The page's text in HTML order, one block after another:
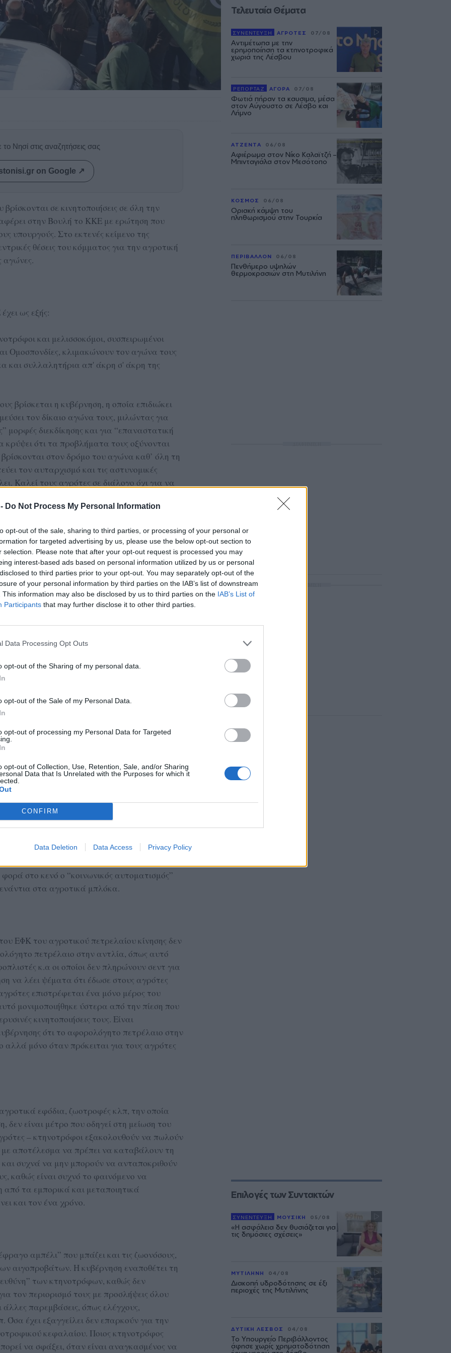
Do Not Process My Personal Information
opt-out of the sale, sharing to third parties, or processing of your personal or
for targeted advertising by us, please use the below opt-out section to
selection. Please note that after your opt-out request is processed you may
interest-based ads based on personal information utilized by us or personal
to third parties prior to your opt-out. You may separately opt-out of the
of your personal information by third parties on the IAB’s list of downstream
This information may also be disclosed by us to third parties on the IAB’s List of
Participants that may further disclose it to other third parties.
Data Processing Opt Outs
opt-out of the Sharing of my personal data.
opt-out of the Sale of my Personal Data.
opt-out of processing my Personal Data for Targeted
opt-out of Collection, Use, Retention, Sale, and/or Sharing
Data that Is Unrelated with the Purposes for which it
CONFIRM
Data Deletion Data Access Privacy Policy
Νησί στις αναζητήσεις σας
on Google ↗
σε κινητοποιήσεις σε όλη την
στην Βουλή το ΚΚΕ με ερώτηση που
υπουργούς. Στο εκτενές κείμενο της
θέσεις του κόμματος για την αγροτική
αγώνες.
ως εξής:
και μελισσοκόμοι, συσπειρωμένοι
Ομοσπονδίες, κλιμακώνουν τον αγώνα τους
και συλλαλητήρια απ' άκρη σ' άκρη της
βρίσκεται η κυβέρνηση, η οποία επιδιώκει
τον δίκαιο αγώνα τους, μιλώντας για
μορφές διεκδίκησης και για “επαναστατική
ότι τα προβλήματα τους οξύνονται
στον δρόμο του αγώνα καθ’ όλη τη
τον αυταρχισμό και τις αστυνομικές
Καλεί τους αγρότες σε διάλογο όχι για να
τους αλλά για να τους εξαναγκάσει να
αντοχές» της καπιταλιστικής
ανάγκες των αγροτών, των λαϊκών
δισεκατομμυρίων για τις ανάγκες του
ομίλων.
κυβέρνησης ότι ικανοποίησε τα αιτήματά
τους αγρότες όχι μόνο δεν έχουν
χρόνο με τον χρόνο χειρότερη, επιταχύνεται
την παραγωγή, η πολιτική που οδηγεί στην
της γης σε λίγες, μεγάλες
συμφωνίες που έχει υπογράψει η Ε.Ε.
αθρόες εισαγωγές αγροτικών προϊόντων, σε
και οι “ελληνοποιήσεις” αποτελούν
στα ύψη ενώ η κυβέρνηση, κινούμενη όπως
της ΚΑΠ, αρνείται να ορίσει εγγυημένες
κάνοντας τις πλάτες στα καρτέλ της
αγοράζουν κοψοχρονιά, με “ανοιχτές” τιμές
3, 4, 5 φορές παραπάνω στη λαϊκή
των σούπερ μάρκετ.
στο κενό ο “κοινωνικός αυτοματισμός”
στα αγροτικά μπλόκα.
ΕΦΚ του αγροτικού πετρελαίου κίνησης δεν
πετρέλαιο στην αντλία, όπως αυτό
κ.α οι οποίοι δεν πληρώνουν σεντ για
να λέει ψέματα ότι έδωσε στους αγρότες
επιστρέφεται ένα μόνο μέρος του
μονιμοποιήθηκε ύστερα από την πίεση που
κινητοποιήσεις τους. Είναι
ότι το αφορολόγητο πετρέλαιο στην
αλλά μόνο όταν πρόκειται για τους αγρότες
εφόδια, ζωοτροφές κλπ, την οποία
δεν είναι μέτρο που οδηγεί στη μείωση του
– κτηνοτρόφοι εξακολουθούν να πωλούν
αποτέλεσμα να πρέπει να καταβάλουν τη
συχνά να μην μπορούν να ανταποκριθούν
καθώς είναι συχνό το φαινόμενο να
τα εμπορικά και μεταποιητικά
και τον ένα χρόνο.
αμπέλι” που μπάζει και τις ζωονόσους,
αιγοπροβάτων. Η κυβέρνηση εναποθέτει τη
ευθύνη” των κτηνοτρόφων, καθώς δεν
τον περιορισμό τους με προσλήψεις όλου
παρεμβάσεις, όπως ελέγχους,
Όσα έχει εξαγγείλει δεν επαρκούν για την
κεφαλαίου. Ποιος κτηνοτρόφος
να σφάξει, όταν είναι αναγκασμένος να
Τελευταία Θέματα
ΣΥΝΕΝΤΕΥΞΗ ΑΓΡΟΤΕΣ 07/08
Αντιμέτωπα με την
ερημοποίηση τα κτηνοτροφικά
χωριά της Λέσβου
ΡΕΠΟΡΤΑΖ ΑΓΟΡΑ 07/08
Φωτιά πήραν τα καυσιμα, μέσα
στον Αύγουστο σε Λέσβο και
Λήμνο
ΑΤΖΕΝΤΑ 06/08
Αφιέρωμα στον Νίκο Καλαϊτζή –
Μπινταγιάλα στον Μεσότοπο
ΚΟΣΜΟΣ 06/08
Οριακή κάμψη του
πληθωρισμού στην Τουρκία
ΠΕΡΙΒΑΛΛΟΝ 06/08
Πενθήμερο υψηλών
θερμοκρασιών στη Μυτιλήνη
Επιλογές των Συντακτών
ΣΥΝΕΝΤΕΥΞΗ ΜΟΥΣΙΚΗ 05/08
«Η ασφάλεια δεν θυσιάζεται για
τις δημόσιες σχέσεις»
ΜΥΤΙΛΗΝΗ 04/08
Διακοπή υδροδότησης σε έξι
περιοχές της Μυτιλήνης
ΔΥΤΙΚΗ ΛΕΣΒΟΣ 04/08
Το Υπουργείο Περιβάλλοντος
άφησε χωρίς χρηματοδότηση